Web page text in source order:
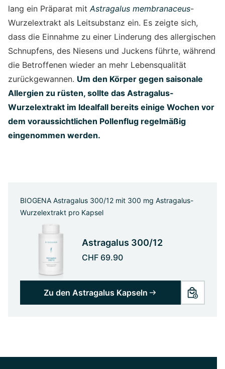
lang ein Präparat mitAstragalus membranaceus-
Wurzelextrakt als Leitsubstanz ein. Es zeigte sich,
dass die Einnahme zu einer Linderung des allergischen
Schnupfens, des Niesens und Juckens führte, während
die Betroffenen wieder an mehr Lebensqualität
zurückgewannen. Um den Körper gegen saisonale
Allergien zu rüsten, sollte das Astragalus-
Wurzelextrakt im Idealfall bereits einige Wochen vor
dem voraussichtlichen Pollenflug regelmäßig
eingenommen werden.
BIOGENA Astragalus 300/12 mit 300 mg Astragalus-
Wurzelextrakt pro Kapsel
Astragalus 300/12
CHF 69.90
Zu den Astragalus Kapseln